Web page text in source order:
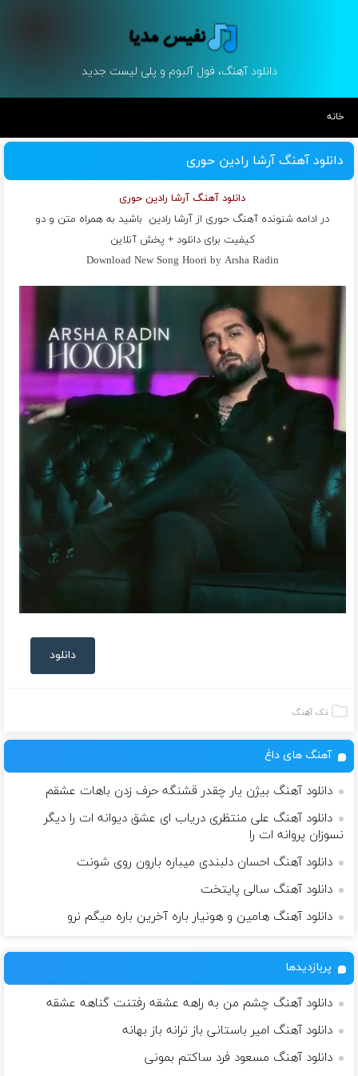
دانلود آهنگ، فول آلبوم و پلی لیست جدید
خانه
دانلود آهنگ آرشا رادین حوری
دانلود آهنگ آرشا رادین حوری
در ادامه شنونده آهنگ حوری از آرشا رادین باشید به همراه متن و دو
کیفیت برای دانلود + پخش آنلاین
Download New Song Hoori by Arsha Radin
دانلود
تک آهنگ
آهنگ های داغ
دانلود آهنگ بیژن یار چقدر قشنگه حرف زدن باهات عشقم
دانلود آهنگ علی منتظری دریاب ای عشق دیوانه ات را دیگر
نسوزان پروانه ات را
دانلود آهنگ احسان دلبندی میباره بارون روی شونت
دانلود آهنگ سالی پایتخت
دانلود آهنگ هامین و هونیار باره آخرین باره میگم نرو
پربازدیدها
دانلود آهنگ چشم من به راهه عشقه رفتنت گناهه عشقه
دانلود آهنگ امیر باستانی باز ترانه باز بهانه
دانلود آهنگ مسعود فرد ساکتم بمونی